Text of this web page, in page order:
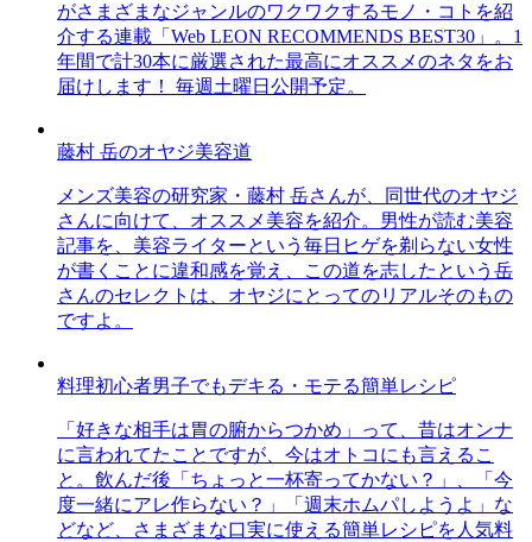
がさまざまなジャンルのワクワクするモノ・コトを紹
介する連載「Web LEON RECOMMENDS BEST30」。1
年間で計30本に厳選された最高にオススメのネタをお
届けします！ 毎週土曜日公開予定。
藤村 岳のオヤジ美容道
メンズ美容の研究家・藤村 岳さんが、同世代のオヤジ
さんに向けて、オススメ美容を紹介。男性が読む美容
記事を、美容ライターという毎日ヒゲを剃らない女性
が書くことに違和感を覚え、この道を志したという岳
さんのセレクトは、オヤジにとってのリアルそのもの
ですよ。
料理初心者男子でもデキる・モテる簡単レシピ
「好きな相手は胃の腑からつかめ」って、昔はオンナ
に言われてたことですが、今はオトコにも言えるこ
と。飲んだ後「ちょっと一杯寄ってかない？」、「今
度一緒にアレ作らない？」「週末ホムパしようよ」な
どなど、さまざまな口実に使える簡単レシピを人気料